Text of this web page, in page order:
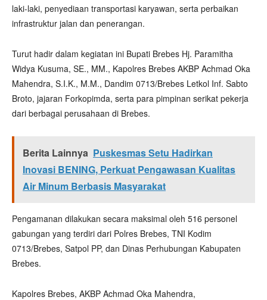
laki-laki, penyediaan transportasi karyawan, serta perbaikan
infrastruktur jalan dan penerangan.
Turut hadir dalam kegiatan ini Bupati Brebes Hj. Paramitha
Widya Kusuma, SE., MM., Kapolres Brebes AKBP Achmad Oka
Mahendra, S.I.K., M.M., Dandim 0713/Brebes Letkol Inf. Sabto
Broto, jajaran Forkopimda, serta para pimpinan serikat pekerja
dari berbagai perusahaan di Brebes.
Berita Lainnya Puskesmas Setu Hadirkan
Inovasi BENING, Perkuat Pengawasan Kualitas
Air Minum Berbasis Masyarakat
Pengamanan dilakukan secara maksimal oleh 516 personel
gabungan yang terdiri dari Polres Brebes, TNI Kodim
0713/Brebes, Satpol PP, dan Dinas Perhubungan Kabupaten
Brebes.
Kapolres Brebes, AKBP Achmad Oka Mahendra,